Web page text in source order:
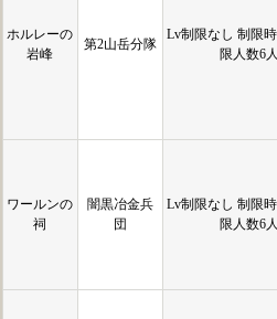
ホルレーの
岩峰
第2山岳分隊
Lv制限なし 制限
限人数6
ワールンの
祠
闇黒冶金兵
団
Lv制限なし 制限
限人数6